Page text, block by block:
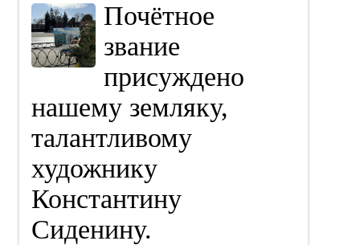
Почётное
звание
присуждено
нашему земляку,
талантливому
художнику
Константину
Сиденину.